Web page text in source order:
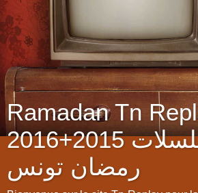
Ramadan Tn
2016+2015 اعادة مسلسلات
رمضان تونس